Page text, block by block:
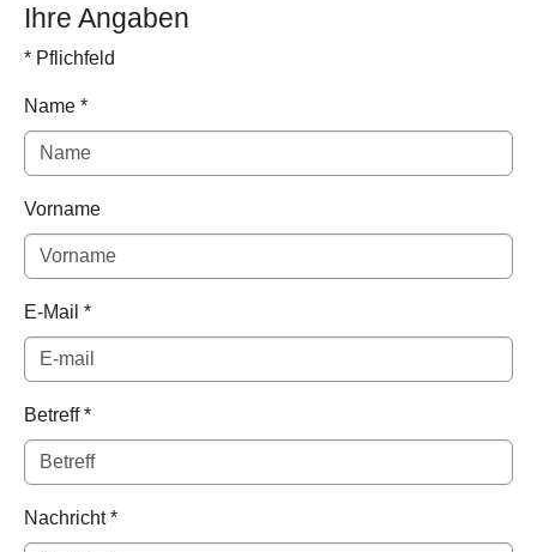
Ihre Angaben
* Pflichfeld
Name *
Vorname
E-Mail *
Betreff*
Nachricht*